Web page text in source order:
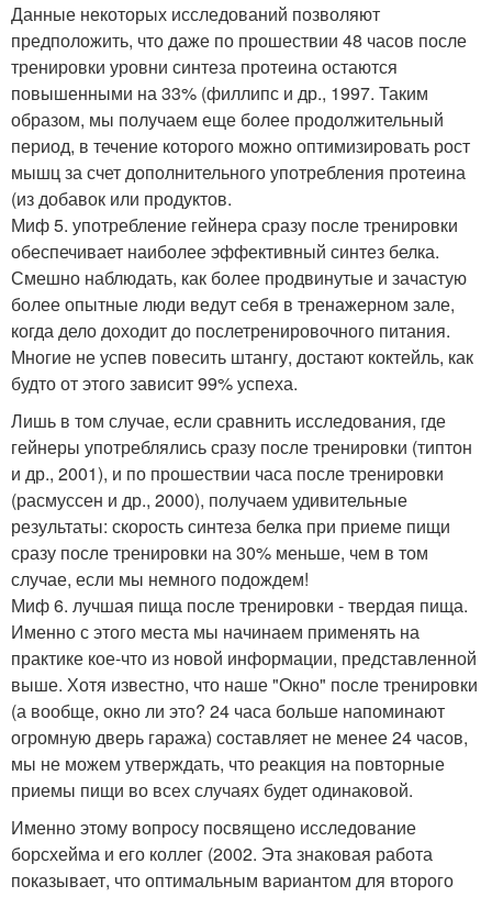
Данные некоторых исследований позволяют
предположить, что даже по прошествии 48 часов после
тренировки уровни синтеза протеина остаются
повышенными на 33% (филлипс и др., 1997. Таким
образом, мы получаем еще более продолжительный
период, в течение которого можно оптимизировать рост
мышц за счет дополнительного употребления протеина
(из добавок или продуктов.
Миф 5. употребление гейнера сразу после тренировки
обеспечивает наиболее эффективный синтез белка.
Смешно наблюдать, как более продвинутые и зачастую
более опытные люди ведут себя в тренажерном зале,
когда дело доходит до послетренировочного питания.
Многие не успев повесить штангу, достают коктейль, как
будто от этого зависит 99% успеха.
Лишь в том случае, если сравнить исследования, где
гейнеры употреблялись сразу после тренировки (типтон
и др., 2001), и по прошествии часа после тренировки
(расмуссен и др., 2000), получаем удивительные
результаты: скорость синтеза белка при приеме пищи
сразу после тренировки на 30% меньше, чем в том
случае, если мы немного подождем!
Миф 6. лучшая пища после тренировки - твердая пища.
Именно с этого места мы начинаем применять на
практике кое-что из новой информации, представленной
выше. Хотя известно, что наше "Окно" после тренировки
(а вообще, окно ли это? 24 часа больше напоминают
огромную дверь гаража) составляет не менее 24 часов,
мы не можем утверждать, что реакция на повторные
приемы пищи во всех случаях будет одинаковой.
Именно этому вопросу посвящено исследование
борсхейма и его коллег (2002. Эта знаковая работа
показывает, что оптимальным вариантом для второго